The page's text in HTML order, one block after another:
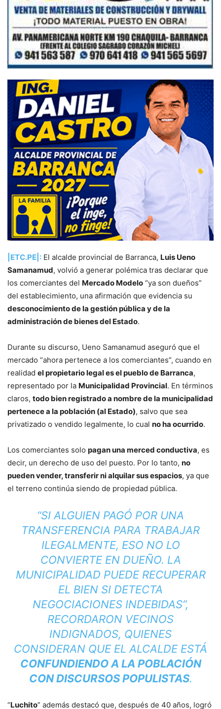
|ETC.PE|: El alcalde provincial de Barranca, Luis Ueno
Samanamud, volvió a generar polémica tras declarar que
los comerciantes del Mercado Modelo “ya son dueños”
del establecimiento, una afirmación que evidencia su
desconocimiento de la gestión pública y de la
administración de bienes del Estado.
Durante su discurso, Ueno Samanamud aseguró que el
mercado “ahora pertenece a los comerciantes”, cuando en
realidad el propietario legal es el pueblo de Barranca,
representado por la Municipalidad Provincial. En términos
claros, todo bien registrado a nombre de la municipalidad
pertenece a la población (al Estado), salvo que sea
privatizado o vendido legalmente, lo cual no ha ocurrido.
Los comerciantes solo pagan una merced conductiva, es
decir, un derecho de uso del puesto. Por lo tanto, no
pueden vender, transferir ni alquilar sus espacios, ya que
el terreno continúa siendo de propiedad pública.
“SI ALGUIEN PAGÓ POR UNA
TRANSFERENCIA PARA TRABAJAR
ILEGALMENTE, ESO NO LO
CONVIERTE EN DUEÑO. LA
MUNICIPALIDAD PUEDE RECUPERAR
EL BIEN SI DETECTA
NEGOCIACIONES INDEBIDAS”,
RECORDARON VECINOS
INDIGNADOS, QUIENES
CONSIDERAN QUE EL ALCALDE ESTÁ
CONFUNDIENDO A LA POBLACIÓN
CON DISCURSOS POPULISTAS.
“Luchito” además destacó que, después de 40 años, logró